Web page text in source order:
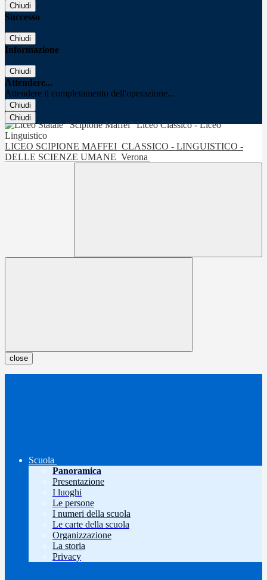
Chiudi
Successo
Chiudi
Informazione
Chiudi
Attendere...
Attendere il completamento dell'operazione...
Chiudi
Chiudi
LICEO SCIPIONE MAFFEI CLASSICO - LINGUISTICO -
DELLE SCIENZE UMANE Verona
close
Scuola
Panoramica
Presentazione
I luoghi
Le persone
I numeri della scuola
Le carte della scuola
Organizzazione
La storia
Privacy